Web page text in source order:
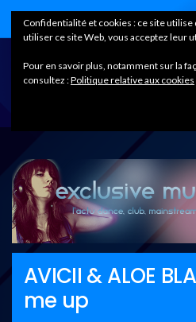
Home
AVICII & ALOE
me up
Confidentialité et cookies : ce site utilise
utiliser ce site Web, vous acceptez leur
Pour en savoir plus, notamment sur la
consultez :Politique relative aux cookies